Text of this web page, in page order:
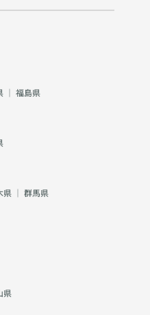
｜ 福島県
県 ｜ 群馬県
県